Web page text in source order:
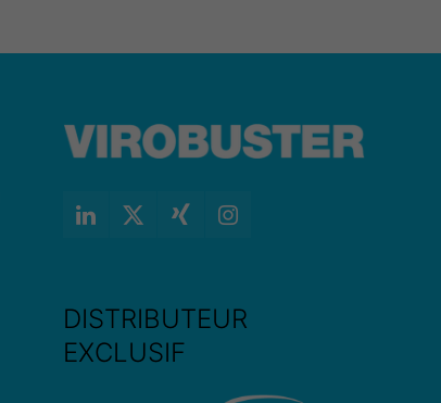
DISTRIBUTEUR
EXCLUSIF